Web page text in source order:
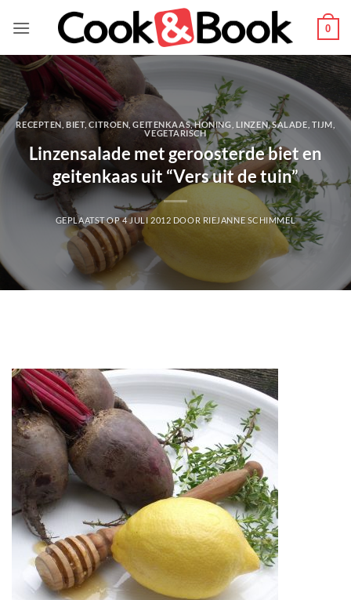
naar
0
RECEPTEN,BIET,CITROEN,GEITENKAAS,HONING LINZEN,SALADE TIJM
VEGETARISCH
Linzensalade met geroosterde biet en
geitenkaas uit “Vers uit de tuin”
GEPLAATST OP4 JULI 2012 DOORRIEJANNE SCHIMMEL